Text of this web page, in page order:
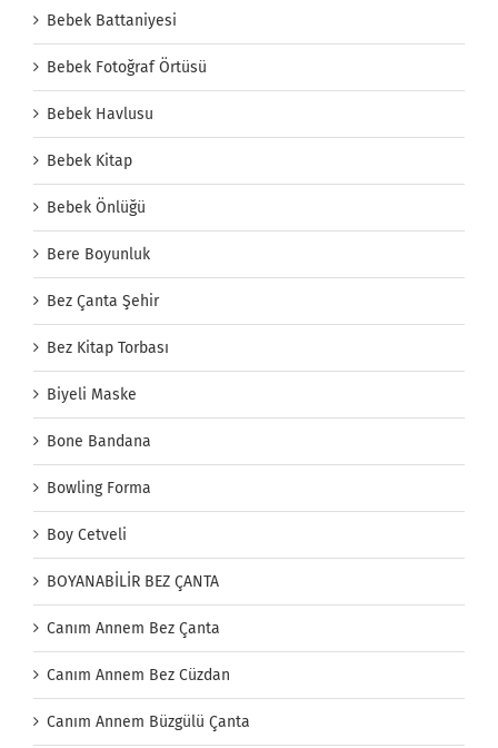
Bebek Battaniyesi
Bebek Fotoğraf Örtüsü
Bebek Havlusu
Bebek Kitap
Bebek Önlüğü
Bere Boyunluk
Bez Çanta Şehir
Bez Kitap Torbası
Biyeli Maske
Bone Bandana
Bowling Forma
Boy Cetveli
BOYANABİLİR BEZ ÇANTA
Canım Annem Bez Çanta
Canım Annem Bez Cüzdan
Canım Annem Büzgülü Çanta